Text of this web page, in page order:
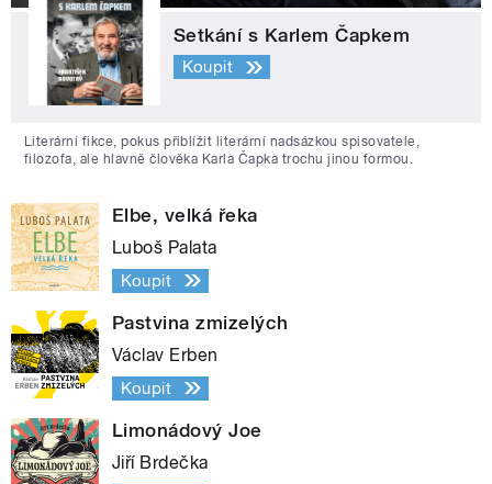
Setkání s Karlem Čapkem
Koupit
Literární fikce, pokus přiblížit literární nadsázkou spisovatele,
filozofa, ale hlavně člověka Karla Čapka trochu jinou formou.
Elbe, velká řeka
Luboš Palata
Koupit
Pastvina zmizelých
Václav Erben
Koupit
Limonádový Joe
Jiří Brdečka